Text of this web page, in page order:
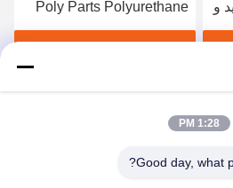
و
Poly Parts Polyurethane
Crash Pad Easy
'fa', function () {});}
1:28 PM
Good day, what